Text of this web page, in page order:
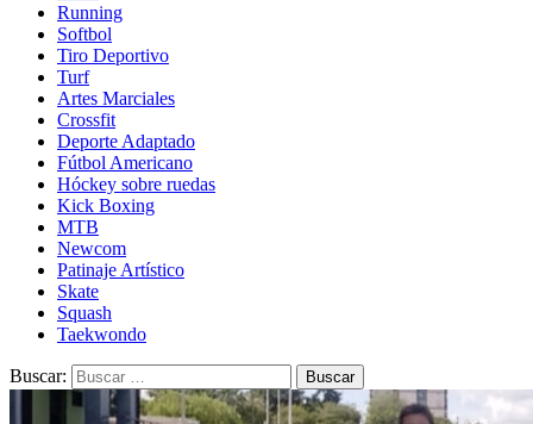
Running
Softbol
Tiro Deportivo
Turf
Artes Marciales
Crossfit
Deporte Adaptado
Fútbol Americano
Hóckey sobre ruedas
Kick Boxing
MTB
Newcom
Patinaje Artístico
Skate
Squash
Taekwondo
Buscar: